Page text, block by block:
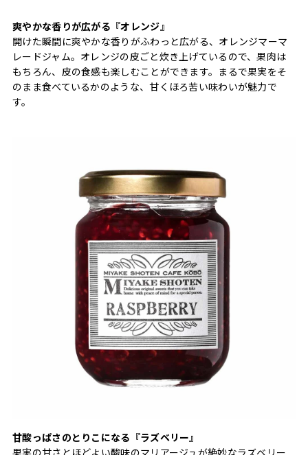
爽やかな香りが広がる『オレンジ』
開けた瞬間に爽やかな香りがふわっと広がる、オレンジマーマ
レードジャム。オレンジの皮ごと炊き上げているので、果肉は
もちろん、皮の食感も楽しむことができます。まるで果実をそ
のまま食べているかのような、甘くほろ苦い味わいが魅力で
す。
甘酸っぱさのとりこになる『ラズベリー』